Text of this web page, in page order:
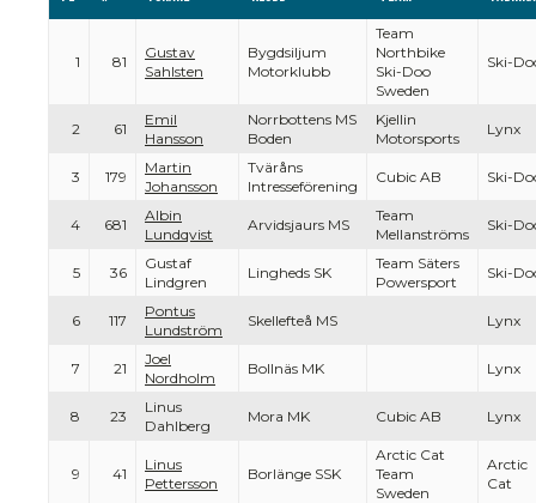
1 81
Gustav
Sahlsten
Bygdsiljum
Motorklubb
Team
Northbike
Ski-Doo
Sweden
Ski-
2 61
Emil
Hansson
Norrbottens MS
Boden
Kjellin
Motorsports
Lynx
3 179
Martin
Johansson
Tväråns
Intresseförening
Cubic AB Ski-
4 681
Albin
Lundqvist
Arvidsjaurs MS
Team
Mellanströms
Ski-
5 36
Gustaf
Lindgren
Lingheds SK
Team Säters
Powersport
Ski-
6 117
Pontus
Lundström
Skellefteå MS Lynx
7 21
Joel
Nordholm
Bollnäs MK Lynx
8 23
Linus
Dahlberg
Mora MK Cubic AB Lynx
9 41
Linus
Pettersson
Borlänge SSK
Arctic Cat
Team
Sweden
Arctic
Cat